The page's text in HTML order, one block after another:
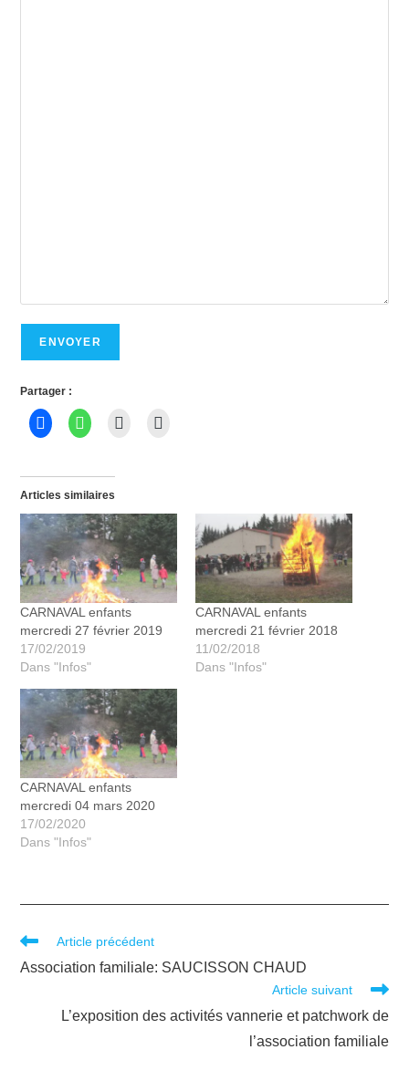
ENVOYER
Partager :
Articles similaires
CARNAVAL enfants
mercredi 27 février 2019
17/02/2019
Dans "Infos"
CARNAVAL enfants
mercredi 21 février 2018
11/02/2018
Dans "Infos"
CARNAVAL enfants
mercredi 04 mars 2020
17/02/2020
Dans "Infos"
Article précédent
Association familiale: SAUCISSON CHAUD
Article suivant
L’exposition des activités vannerie et patchwork de
l’association familiale